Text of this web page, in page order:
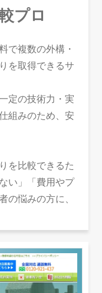
プロ
で複数の外構・
を取得できるサ
定の技術力・実
組みのため、安
を比較できるた
い」「費用やプ
の悩みの方に、